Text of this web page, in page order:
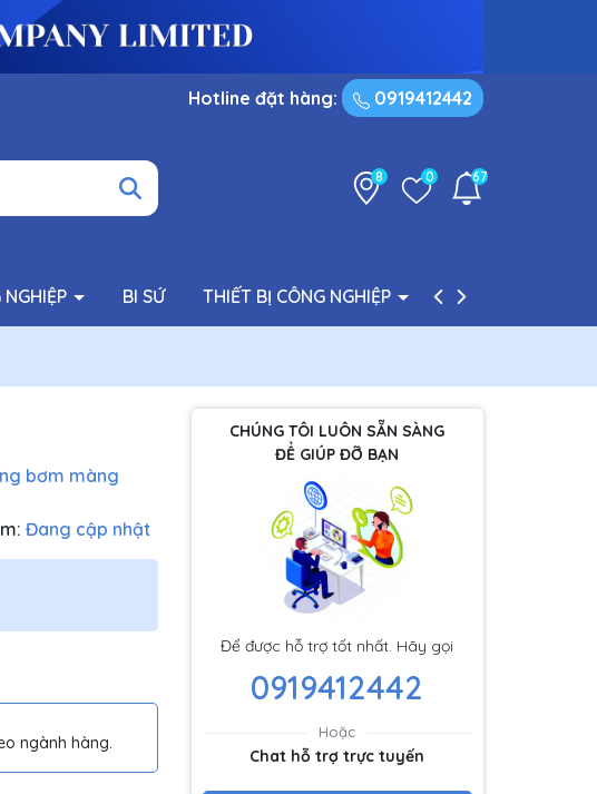
Hotline đặt hàng: 0919412442
8 0 67
BI SỨ THIẾT BỊ CÔNG NGHIỆP PHỤ TÙNG BƠM
bơm màng
Đang cập nhật
ngành hàng.
CHÚNG TÔI LUÔN SẴN SÀNG
ĐỂ GIÚP ĐỠ BẠN
Để được hỗ trợ tốt nhất. Hãy gọi
0919412442
Hoặc
Chat hỗ trợ trực tuyến